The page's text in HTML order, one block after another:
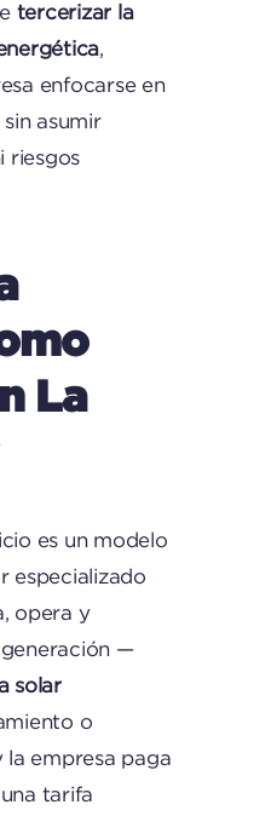
tercerizar la
,
enfocarse en
asumir
riesgos
La
es un modelo
especializado
opera y
generación —
solar
o
la empresa paga
tarifa